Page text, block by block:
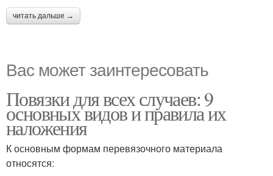
читать дальше →
Вас может заинтересовать
Повязки для всех случаев: 9
основных видов и правила их
наложения
К основным формам перевязочного материала
относятся: